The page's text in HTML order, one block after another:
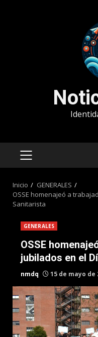
MENÚ
Inicio
GENERALES
OSSE homenajeó a
Sanitarista
GENERALES
OSSE
jubilados en el
nmdq 15 de mayo de